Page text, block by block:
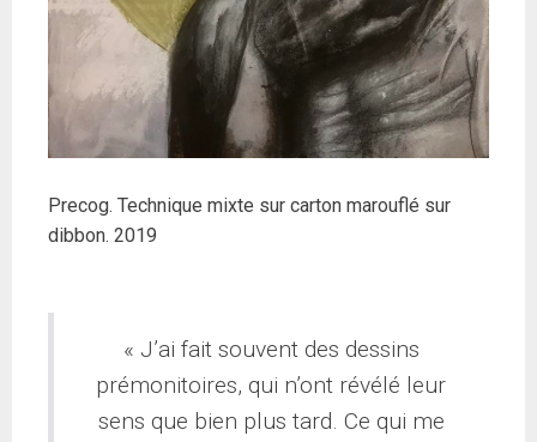
Precog. Technique mixte sur carton marouflé sur
dibbon. 2019
« J’ai fait souvent des dessins
prémonitoires, qui n’ont révélé leur
sens que bien plus tard. Ce qui me